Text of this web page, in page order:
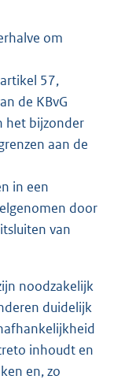
om
57,
de KBvG
het bijzonder
aan de
in een
door
van
noodzakelijk
duidelijk
inhoudt en
en, zo